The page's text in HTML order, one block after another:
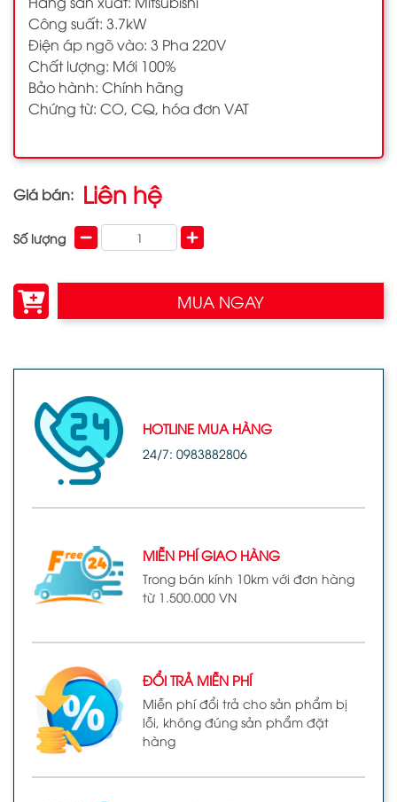
Công suất: 3.7kW
Điện áp ngõ vào: 3 Pha 220V
Chất lượng: Mới 100%
Bảo hành: Chính hãng
Chứng từ: CO, CQ, hóa đơn VAT
Giá bán: Liên hệ
Số lượng
MUA NGAY
HOTLINE MUA HÀNG
24/7: 0983882806
MIỄN PHÍ GIAO HÀNG
Trong bán kính 10km với đơn hàng
từ 1.500.000 VN
ĐỔI TRẢ MIỄN PHÍ
Miễn phí đổi trả cho sản phẩm bị
lỗi, không đúng sản phẩm đặt
hàng